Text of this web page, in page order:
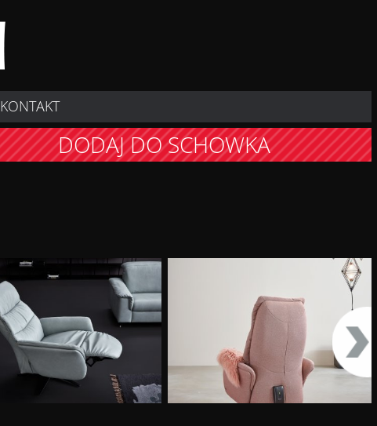
KONTAKT
DODAJ DO SCHOWKA